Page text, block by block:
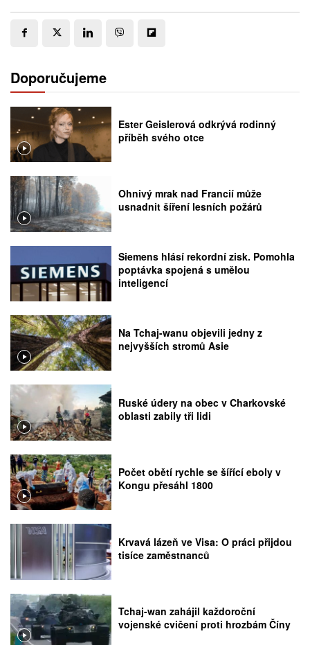
Doporučujeme
Ester Geislerová odkrývá rodinný
příběh svého otce
Ohnivý mrak nad Francií může
usnadnit šíření lesních požárů
Siemens hlásí rekordní zisk. Pomohla
poptávka spojená s umělou
inteligencí
Na Tchaj-wanu objevili jedny z
nejvyšších stromů Asie
Ruské údery na obec v Charkovské
oblasti zabily tři lidi
Počet obětí rychle se šířící eboly v
Kongu přesáhl 1800
Krvavá lázeň ve Visa: O práci přijdou
tisíce zaměstnanců
Tchaj-wan zahájil každoroční
vojenské cvičení proti hrozbám Číny